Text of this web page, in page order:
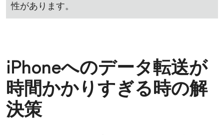
性があります。
iPhoneへのデータ転送が
時間かかりすぎる時の解
決策